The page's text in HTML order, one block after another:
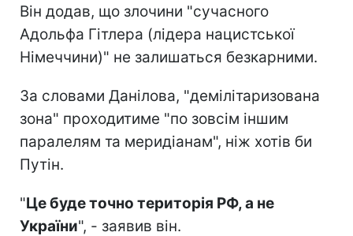
Він додав, що злочини "сучасного
Адольфа Гітлера (лідера нацистської
Німеччини)" не залишаться безкарними.
За словами Данілова, "демілітаризована
зона" проходитиме "по зовсім іншим
паралелям та меридіанам", ніж хотів би
Путін.
"Це буде точно територія РФ, а не
України", - заявив він.